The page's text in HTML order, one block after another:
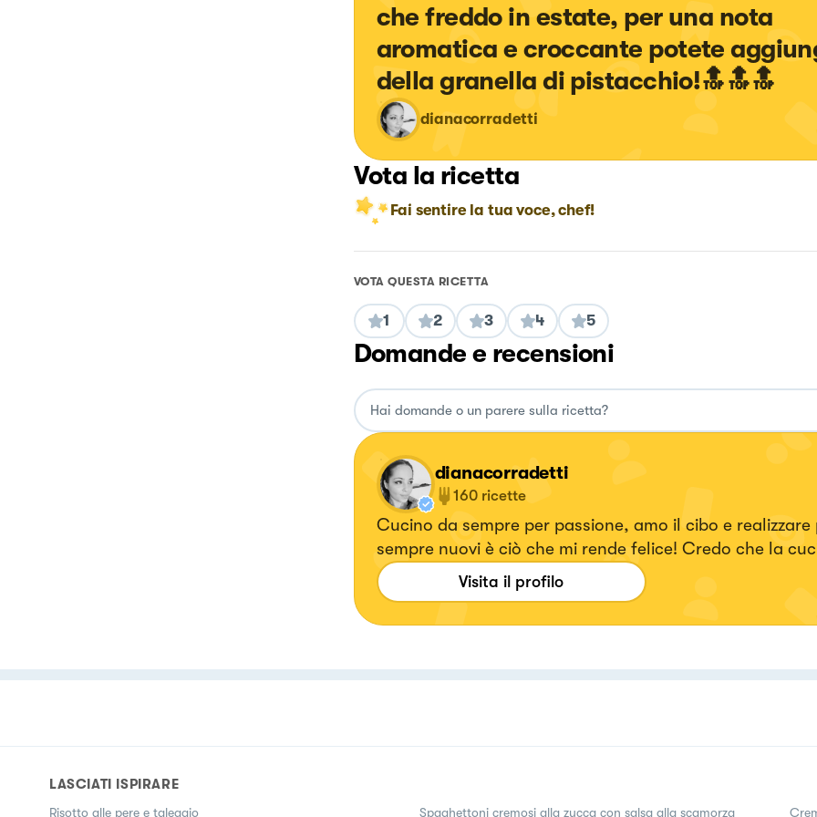
che freddo in estate, per una nota
aromatica e croccante potete
della granella di pistacchio!🔝🔝🔝
dianacorradetti
Vota la ricetta
Fai sentire la tua voce, chef!
VOTA QUESTA RICETTA
1 2 3 4 5
Domande e recensioni
dianacorradetti
160 ricette
Cucino da sempre per passione, amo il cibo e
sempre nuovi è ciò che mi rende felice! Credo che la
delle espressioni artistiche più densa di amore che
https://www.instagram.com/dianacor14/
Visita il profilo
LASCIATI ISPIRARE
Risotto alle pere e taleggio Spaghettoni cremosi alla zucca con salsa alla scamorza